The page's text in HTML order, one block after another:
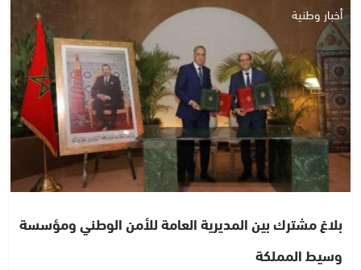
أخبار وطنية
بلاغ مشترك بين المديرية العامة للأمن الوطني ومؤسسة
وسيط المملكة